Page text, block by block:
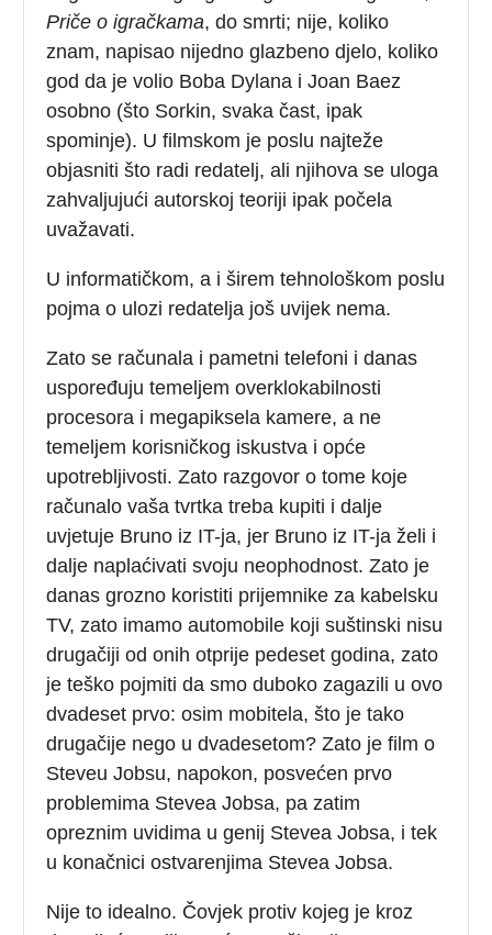
Priče o igračkama, do smrti; nije, koliko
znam, napisao nijedno glazbeno djelo, koliko
god da je volio Boba Dylana i Joan Baez
osobno (što Sorkin, svaka čast, ipak
spominje). U filmskom je poslu najteže
objasniti što radi redatelj, ali njihova se uloga
zahvaljujući autorskoj teoriji ipak počela
uvažavati.
U informatičkom, a i širem tehnološkom poslu
pojma o ulozi redatelja još uvijek nema.
Zato se računala i pametni telefoni i danas
uspoređuju temeljem overklokabilnosti
procesora i megapiksela kamere, a ne
temeljem korisničkog iskustva i opće
upotrebljivosti. Zato razgovor o tome koje
računalo vaša tvrtka treba kupiti i dalje
uvjetuje Bruno iz IT-ja, jer Bruno iz IT-ja želi i
dalje naplaćivati svoju neophodnost. Zato je
danas grozno koristiti prijemnike za kabelsku
TV, zato imamo automobile koji suštinski nisu
drugačiji od onih otprije pedeset godina, zato
je teško pojmiti da smo duboko zagazili u ovo
dvadeset prvo: osim mobitela, što je tako
drugačije nego u dvadesetom? Zato je film o
Steveu Jobsu, napokon, posvećen prvo
problemima Stevea Jobsa, pa zatim
opreznim uvidima u genij Stevea Jobsa, i tek
u konačnici ostvarenjima Stevea Jobsa.
Nije to idealno. Čovjek protiv kojeg je kroz